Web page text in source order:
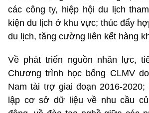
các công ty, hiệp hội du lịch
kiện du lịch ở khu vực; thúc đẩy
du lịch, tăng cường liên kết hàng
Về phát triển nguồn nhân lực,
Chương trình học bổng CLMV
Nam tài trợ giai đoạn 2016-
lập cơ sở dữ liệu về nhu cầu